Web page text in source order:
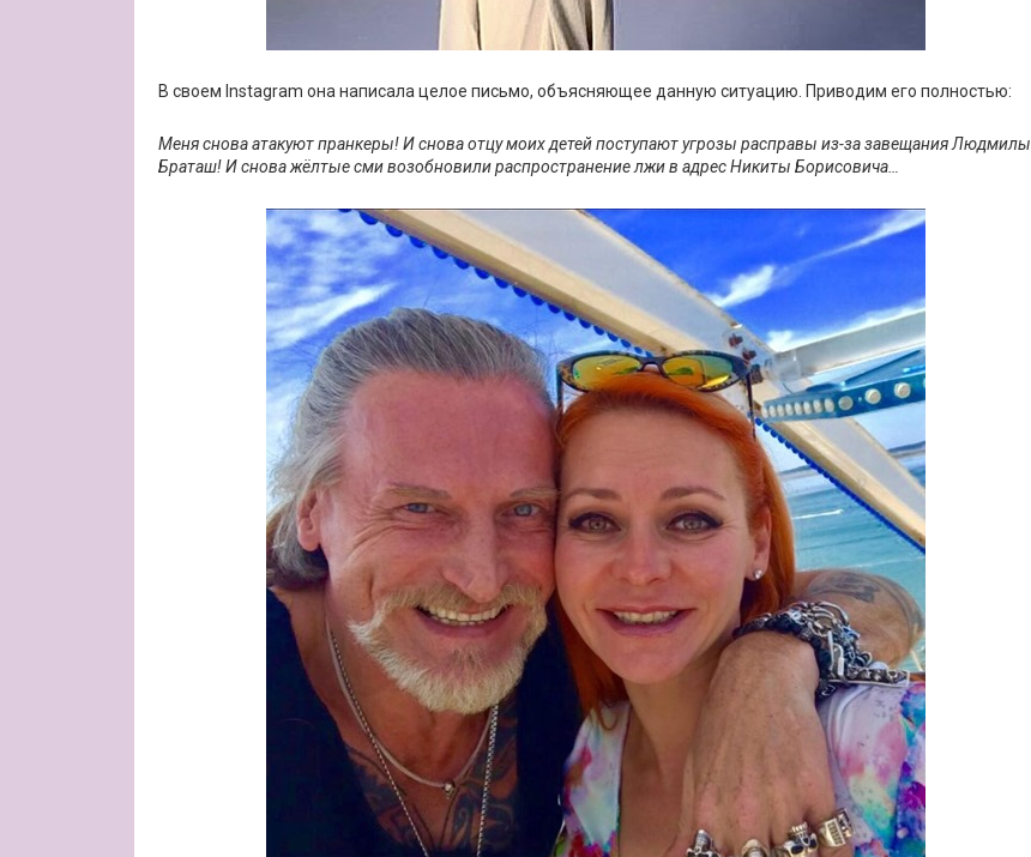
В своем Instagram она написала целое письмо, объясняющее данную ситуацию. Приводим его полностью:
Меня снова атакуют пранкеры! И снова отцу моих детей поступают угрозы расправы из-за завещания Людмилы
Браташ! И снова жёлтые сми возобновили распространение лжи в адрес Никиты Борисовича…